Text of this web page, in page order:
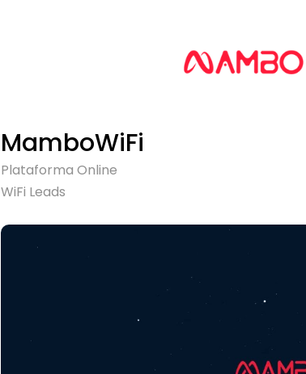
MamboWiFi
Plataforma Online
WiFi Leads